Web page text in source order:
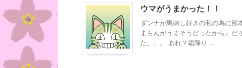
ウマがうまかった！！
ダンナが馬刺し好きの私の為に熊
まもんがうまそうだったから』
た。。。 あれ？霜降り …